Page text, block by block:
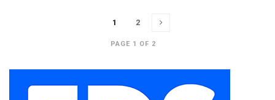
PAGE 1 OF 2
1 2